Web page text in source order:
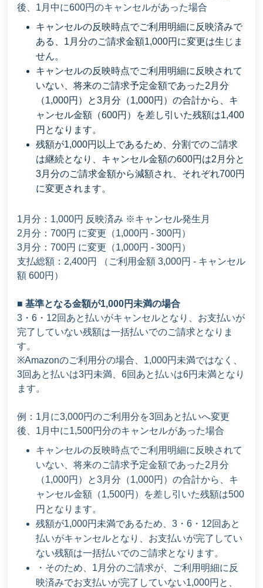
後、1月中に600円のキャンセルがあった場合
キャンセルの反映時点でご利用明細に反映済みで
ある、1月分のご請求金額1,000円に変更は生じま
せん。
キャンセルの反映時点でご利用明細に反映されて
いない、将来のご請求予定金額であった2月分
（1,000円）と3月分（1,000円）の合計から、キ
ャンセル金額（600円）を差し引いた残額は1,400
円となります。
残額が1,000円以上であるため、分割でのご請求
は継続となり、キャンセル金額の600円は2月分と
3月分のご請求金額から減額され、それぞれ700円
に変更されます。
1月分：1,000円 反映済み ※キャンセル発生月
2月分：700円 に変更（1,000円 - 300円）
3月分：700円 に変更（1,000円 - 300円）
支払総額：2,400円 （ご利用金額 3,000円 - キャンセル
額 600円）
■ 基準となる金額が1,000円未満の場合
3・6・12回あと払いがキャンセルとなり、お支払いが
完了していない残額は一括払いでのご請求となりま
す。
※Amazonのご利用分の場合、1,000円未満ではなく、
3回あと払いは3円未満、6回あと払いは6円未満となり
ます。
例：1月に3,000円のご利用分を3回あと払いへ変更
後、1月中に1,500円分のキャンセルがあった場合
キャンセルの反映時点でご利用明細に反映されて
いない、将来のご請求予定金額であった2月分
（1,000円）と3月分（1,000円）の合計から、キ
ャンセル金額（1,500円）を差し引いた残額は500
円となります。
残額が1,000円未満であるため、3・6・12回あと
払いがキャンセルとなり、お支払いが完了してい
ない残額は一括払いでのご請求となります。
・そのため、1月分のご請求が、ご利用明細に反
映済みでお支払いが完了していない1,000円と、